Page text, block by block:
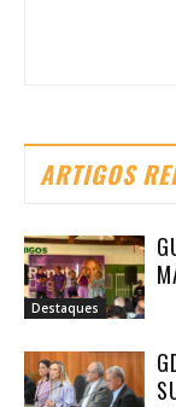
ARTIGOS
Destaques